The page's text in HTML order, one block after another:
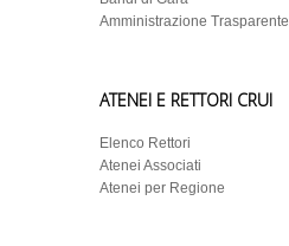
Amministrazione Trasparente
ATENEI E RETTORI CRUI
Elenco Rettori
Atenei Associati
Atenei per Regione